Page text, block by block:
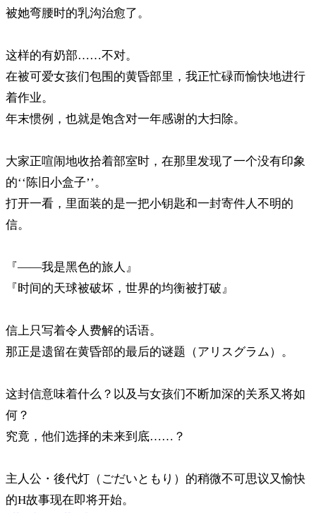
被她弯腰时的乳沟治愈了。
这样的有奶部……不对。
在被可爱女孩们包围的黄昏部里，我正忙碌而愉快地进行
着作业。
年末惯例，也就是饱含对一年感谢的大扫除。
大家正喧闹地收拾着部室时，在那里发现了一个没有印象
的‘‘陈旧小盒子’’。
打开一看，里面装的是一把小钥匙和一封寄件人不明的
信。
『――我是黑色的旅人』
『时间的天球被破坏，世界的均衡被打破』
信上只写着令人费解的话语。
那正是遗留在黄昏部的最后的谜题（アリスグラム）。
这封信意味着什么？以及与女孩们不断加深的关系又将如
何？
究竟，他们选择的未来到底……？
主人公・後代灯（ごだいともり）的稍微不可思议又愉快
的H故事现在即将开始。